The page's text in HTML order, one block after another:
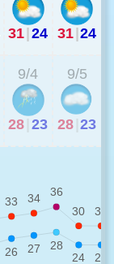
31 24 31 24
9/4
28 23
9/5
28 23